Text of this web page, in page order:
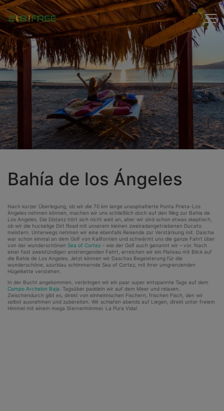
Bahía de los Ángeles
Nach kurzer Überlegung, ob wir die 70 km lange unasphaltierte Punta Prieta-Los
Àngeles nehmen können, machen wir uns schließlich doch auf den Weg zur Bahia de
Los Angeles. Die Distanz hört sich nicht weit an, aber wir sind schon etwas skeptisch,
ob wir die huckelige Dirt Road mit unserem kleinen zweiradangetriebenen Ducato
meistern. Unterwegs nehmen wir eine ebenfalls Reisende zur Verstärkung mit. Dascha
war schon einmal an dem Golf von Kalifornien und schwärmt uns die ganze Fahrt über
von der wunderschönen Sea of Cortez – wie der Golf auch genannt wir – vor. Nach
einer fast zweistündigen anstrengenden Fahrt, erreichen wir ein Plateau mit Blick auf
die Bahia de Los Angeles. Jetzt können wir Daschas Begeisterung für die
wunderschöne, azurblau schimmernde Sea of Cortez, mit ihrer umgrenzenden
Hügelkette verstehen.
In der Bucht angekommen, verbringen wir ein paar super entspannte Tage auf dem
Campo Archelon Baja . Tagsüber paddeln wir auf dem Meer und relaxen.
Zwischendurch gibt es, direkt von einheimischen Fischern, frischen Fisch, den wir
selbst ausnehmen und zubereiten. Wir schlafen abends auf Liegen, direkt unter freiem
Himmel mit einem mega Sternenhimmel. La Pura Vida!